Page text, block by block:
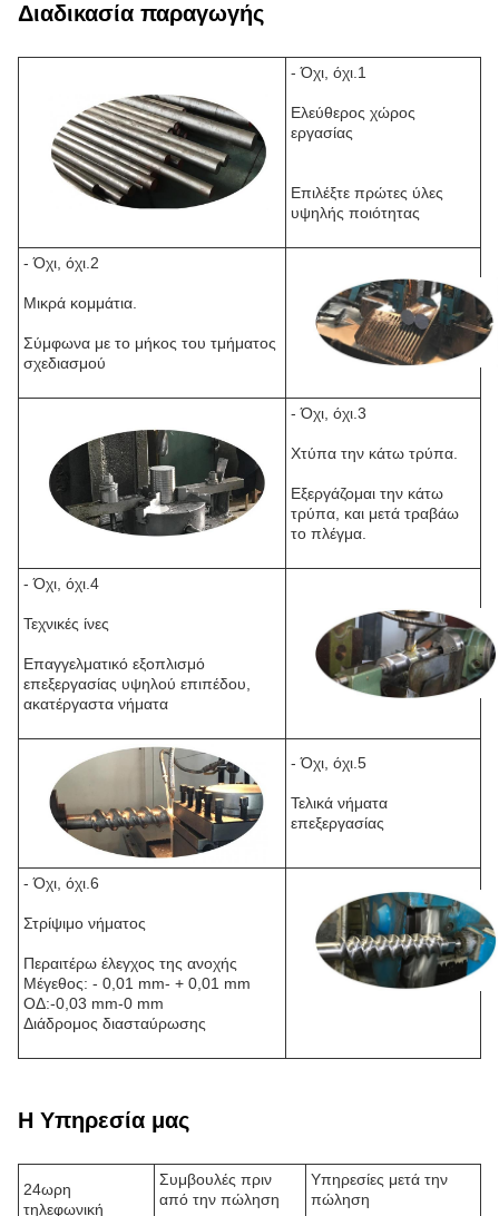
Διαδικασία παραγωγής
- Όχι, όχι.1
Ελεύθερος χώρος
εργασίας
Επιλέξτε πρώτες ύλες
υψηλής ποιότητας
- Όχι, όχι.2
Μικρά κομμάτια.
Σύμφωνα με το μήκος του τμήματος
σχεδιασμού
- Όχι, όχι.3
Χτύπα την κάτω τρύπα.
Εξεργάζομαι την κάτω
τρύπα, και μετά τραβάω
το πλέγμα.
- Όχι, όχι.4
Τεχνικές ίνες
Επαγγελματικό εξοπλισμό
επεξεργασίας υψηλού επιπέδου,
ακατέργαστα νήματα
- Όχι, όχι.5
Τελικά νήματα
επεξεργασίας
- Όχι, όχι.6
Στρίψιμο νήματος
Περαιτέρω έλεγχος της ανοχής
Μέγεθος: - 0,01 mm- + 0,01 mm
ΟΔ:-0,03 mm-0 mm
Διάδρομος διασταύρωσης
Η Υπηρεσία μας
24ωρη
τηλεφωνική
Συμβουλές πριν
από την πώληση
Υπηρεσίες μετά την
πώληση